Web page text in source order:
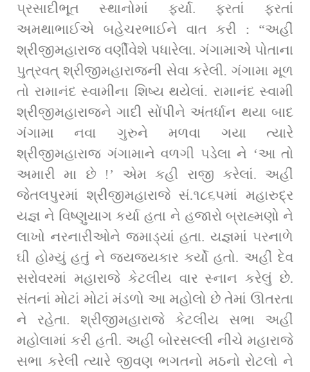
પ્રસાદીભૂત સ્થાનોમાં ફર્યા. ફરતાં ફરતાં
અમથાભાઈએ બહેચરભાઈને વાત કરી : “અહીં
શ્રીજીમહારાજ વર્ણીવેશે પધારેલા. ગંગામાએ પોતાના
પુત્રવત્ શ્રીજીમહારાજની સેવા કરેલી. ગંગામા મૂળ
તો રામાનંદ સ્વામીના શિષ્ય થયેલાં. રામાનંદ સ્વામી
શ્રીજીમહારાજને ગાદી સોંપીને અંતર્ધાન થયા બાદ
ગંગામા નવા ગુરુને મળવા ગયા ત્યારે
શ્રીજીમહારાજ ગંગામાને વળગી પડેલા ને ‘આ તો
અમારી મા છે !’ એમ કહી રાજી કરેલાં. અહીં
જેતલપુરમાં શ્રીજીમહારાજે સં.૧૮૬૫માં મહારુદ્ર
યજ્ઞ ને વિષ્‍ણુયાગ કર્યા હતા ને હજારો બ્રાહ્મણો ને
લાખો નરનારીઓને જમાડ્યાં હતા. યજ્ઞમાં પરનાળે
ઘી હોમ્યું હતું ને જયજયકાર કર્યો હતો. અહીં દેવ
સરોવરમાં મહારાજે કેટલીય વાર સ્નાન કરેલું છે.
સંતનાં મોટાં મોટાં મંડળો આ મહોલો છે તેમાં ઊતરતા
ને રહેતા. શ્રીજીમહારાજે કેટલીય સભા અહીં
મહોલામાં કરી હતી. અહીં બોરસલ્લી નીચે મહારાજે
સભા કરેલી ત્યારે જીવણ ભગતનો મઠનો રોટલો ને